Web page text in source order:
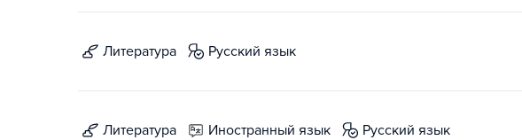
литература русский язык
литература иностранный язык русский язык